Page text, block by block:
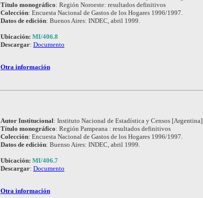
Título monográfico: Región Noroeste: resultados definitivos
Colección: Encuesta Nacional de Gastos de los Hogares 1996/1997.
Datos de edición: Buenos Aires: INDEC, abril 1999.
Ubicación: MI/406.8
Descargar: Documento
Otra información
Autor Institucional: Instituto Nacional de Estadística y Censos [Argentina].
Título monográfico: Región Pampeana : resultados definitivos
Colección: Encuesta Nacional de Gastos de los Hogares 1996/1997.
Datos de edición: Buenso Aires: INDEC, abril 1999.
Ubicación: MI/406.7
Descargar: Documento
Otra información